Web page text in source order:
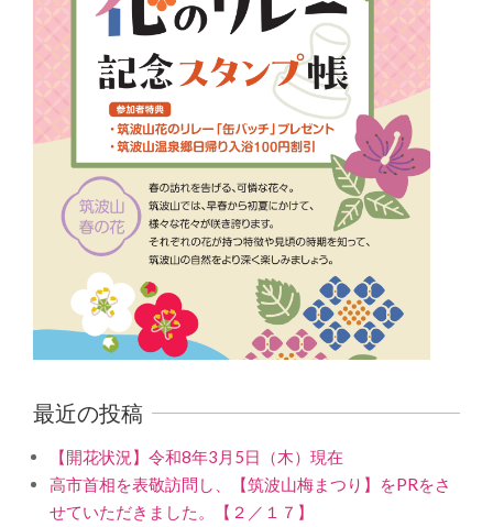
最近の投稿
【開花状況】令和8年3月5日（木）現在
高市首相を表敬訪問し、【筑波山梅まつり】をPRをさ
せていただきました。【２／１７】